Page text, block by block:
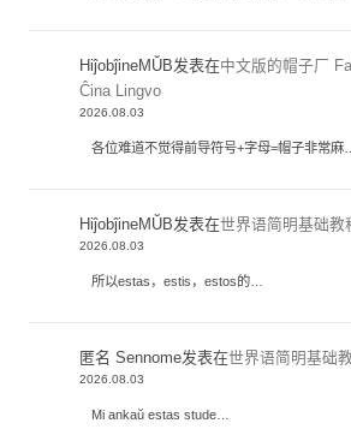
HiĵobĵineMŬB发表在中文版的帽子厂 Fabriko de Ĉapeloj en
Ĉina Lingvo
2026.08.03
各位难道不觉得前导符号+字母=帽子非常麻…
HiĵobĵineMŬB发表在世界语简明基础教
2026.08.03
所以estas，estis，estos的…
匿名 Sennome发表在世界语简明基础
2026.08.03
Mi ankaŭ estas stude…